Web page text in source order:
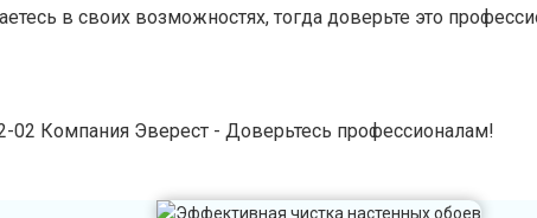
в своих возможностях, тогда доверьте это
02 Компания Эверест - Доверьтесь профессионалам!